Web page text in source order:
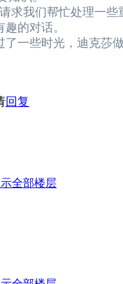
求我们帮忙处理一
的对话。
一些时光，迪克莎
回复
全部楼层